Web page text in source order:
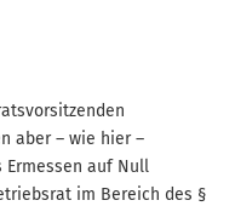
aber – wie hier –
Ermessen auf Null
im Bereich des §